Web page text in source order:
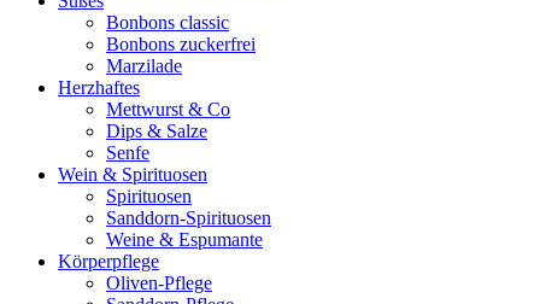
Bonbons classic
Bonbons zuckerfrei
Marzilade
Herzhaftes
Mettwurst & Co
Dips & Salze
Senfe
Wein & Spirituosen
Spirituosen
Sanddorn-Spirituosen
Weine & Espumante
Körperpflege
Oliven-Pflege